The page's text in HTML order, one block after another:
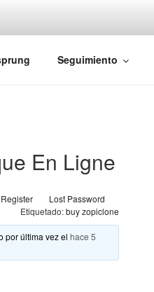
Seguimiento
En Ligne
Register
Lost Password
Etiquetado:buy zopiclone
por última vez elhace 5